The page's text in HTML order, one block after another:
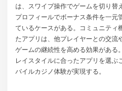
は、スワイプ操作でゲームを切り替
プロフィールでボーナス条件を一元
ているケースがある。コミュニティ
たアプリは、他プレイヤーとの交流
ゲームの継続性を高める効果がある
レイスタイルに合ったアプリを選ぶ
バイルカジノ体験が実現する。